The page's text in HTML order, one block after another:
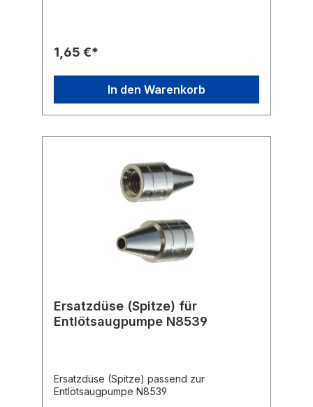
1,65 €*
In den Warenkorb
Ersatzdüse (Spitze) für
Entlötsaugpumpe N8539
Ersatzdüse (Spitze) passend zur
Entlötsaugpumpe N8539